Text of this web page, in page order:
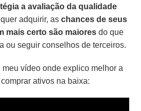
a avaliação da qualidade
adquirir, aschances de seus
mais certo são maioresdo que
ou seguir conselhos de terceiros.
vídeo onde explico melhor a
ativos na baixa: